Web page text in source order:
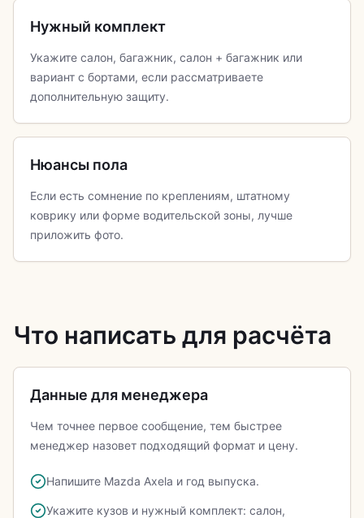
Нужный комплект
Укажите салон, багажник, салон + багажник или
вариант с бортами, если рассматриваете
дополнительную защиту.
Нюансы пола
Если есть сомнение по креплениям, штатному
коврику или форме водительской зоны, лучше
приложить фото.
Что написать для расчёта
Данные для менеджера
Чем точнее первое сообщение, тем быстрее
менеджер назовет подходящий формат и цену.
Напишите Mazda Axela и год выпуска.
Укажите кузов и нужный комплект: салон,